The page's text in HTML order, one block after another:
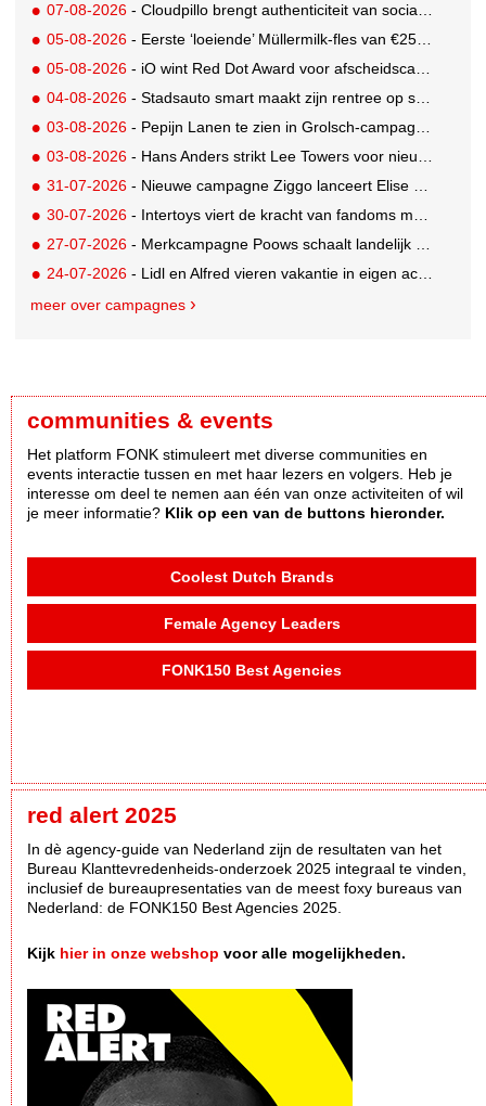
07-08-2026 - Cloudpillo brengt authenticiteit van social naar tv
05-08-2026 - Eerste ‘loeiende’ Müllermilk-fles van €25.000,- gevonden
05-08-2026 - iO wint Red Dot Award voor afscheidscampagne Peter Houtman bij Feyenoord
04-08-2026 - Stadsauto smart maakt zijn rentree op straat met een wereldwijde muurschilderingcampagne
03-08-2026 - Pepijn Lanen te zien in Grolsch-campagne voor nieuwe Grolsch CAL
03-08-2026 - Hans Anders strikt Lee Towers voor nieuwe campagne
31-07-2026 - Nieuwe campagne Ziggo lanceert Elise Schaap als expert over de Nederlandse voetbalbeleving
30-07-2026 - Intertoys viert de kracht van fandoms met nieuwe social media campagne rondom Olivia Rodrigo
27-07-2026 - Merkcampagne Poows schaalt landelijk op met gerichte Out of Home strategie
24-07-2026 - Lidl en Alfred vieren vakantie in eigen achtertuin
meer over campagnes
communities & events
Het platform FONK stimuleert met diverse communities en
events interactie tussen en met haar lezers en volgers. Heb je
interesse om deel te nemen aan één van onze activiteiten of wil
je meer informatie? Klik op een van de buttons hieronder.
Coolest Dutch Brands
Female Agency Leaders
FONK150 Best Agencies
red alert 2025
In dè agency-guide van Nederland zijn de resultaten van het
Bureau Klanttevredenheids-onderzoek 2025 integraal te vinden,
inclusief de bureaupresentaties van de meest foxy bureaus van
Nederland: de FONK150 Best Agencies 2025.
Kijk hier in onze webshop voor alle mogelijkheden.